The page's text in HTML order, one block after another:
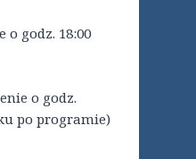
o godz. 18:00
o godz.
po programie)